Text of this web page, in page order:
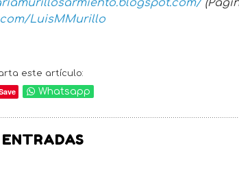
LuisMMurillo
este artículo:
Whatsapp